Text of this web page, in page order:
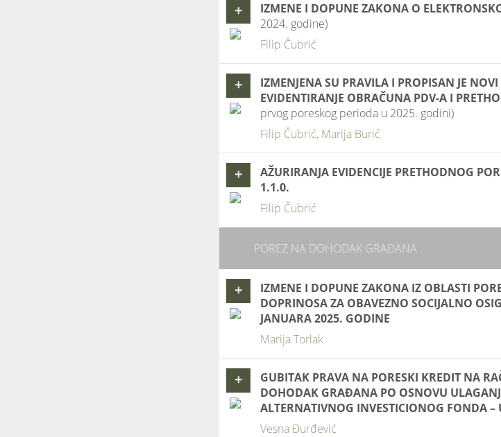
+ IZMENE I DOPUNE ZAKONA O
2024. godine)
Filip Čubrić
+
IZMENJENA SU PRAVILA I PROPISAN JE
EVIDENTIRANJE OBRAČUNA PDV-A I
prvog poreskog perioda u 2025. godini)
Filip Čubrić, Marija Burić
+
AŽURIRANJA EVIDENCIJE PRETHODNOG
1.1.0.
Filip Čubrić
POREZ NA DOHODAK GRAĐANA
+
IZMENE I DOPUNE ZAKONA IZ OBLASTI
DOPRINOSA ZA OBAVEZNO SOCIJALNO
JANUARA 2025. GODINE
Marija Torlak
+
GUBITAK PRAVA NA PORESKI KREDIT NA
DOHODAK GRAĐANA PO OSNOVU
ALTERNATIVNOG INVESTICIONOG FONDA
Vesna Đurđević